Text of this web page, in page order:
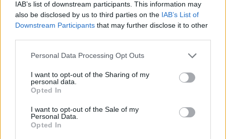
IAB’s list of downstream participants. This information may
also be disclosed by us to third parties on the IAB’s List of
Downstream Participants that may further disclose it to other
Please note that this website/app uses one or more Google
not limited to your visit or usage behaviour. You may click to
grant or deny consent to Google and its third-party tags to
use your data for below specified purposes in below Google
consent section.
Personal Data Processing Opt Outs
I want to opt-out of the Sharing of my
personal data.
Opted In
I want to opt-out of the Sale of my
Personal Data.
Opted In